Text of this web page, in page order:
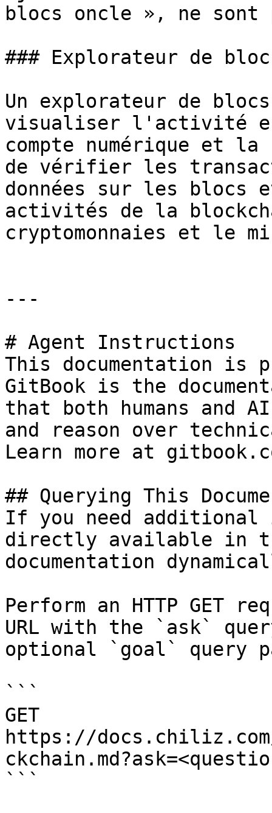
blocs oncle », ne
### Explorateur de
Un explorateur de
visualiser l'activité
compte numérique et
de vérifier les
données sur les blocs
activités de la
cryptomonnaies et le
---
# Agent Instructions
This documentation is
GitBook is the
that both humans and
and reason over
Learn more at
## Querying This
If you need
directly available in
documentation
Perform an HTTP GET
URL with the `ask`
optional `goal` query
```
GET
https://
```